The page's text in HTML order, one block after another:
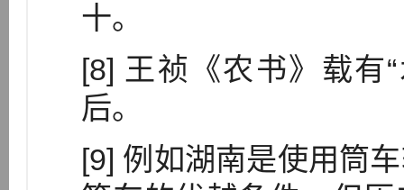
十。
[8] 王祯《农书》载有
后。
[9] 例如湖南是使用筒